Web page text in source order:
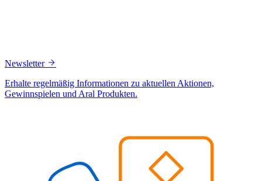
Newsletter
Erhalte regelmäßig Informationen zu aktuellen Aktionen,
Gewinnspielen und Aral Produkten.